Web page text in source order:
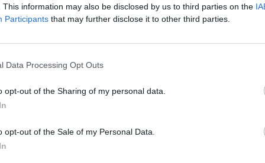
This information may also be disclosed by us to third parties on the
Participants that may further disclose it to other third parties.
Data Processing Opt Outs
opt-out of the Sharing of my personal data.
opt-out of the Sale of my Personal Data.
A Financial Times által idézett elemzés szerint a
utáni szabályozási munkák felfutása. A
t, amely számos hidrogénpolitikai szerződést
gáz- és hidrogénipari lobbiszervezetekkel is
8-án jön az év egyik legjelentősebb üzleti
Sustainable World 2026. A szektorsemleges konferencia a
a legégetőbb beavatkozási gyakorlatokkal foglalkozik,
díjátadónak is. Részletek a linken.Információ és